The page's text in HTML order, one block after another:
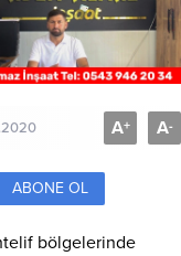
A+ A-
ABONE OL
bölgelerinde